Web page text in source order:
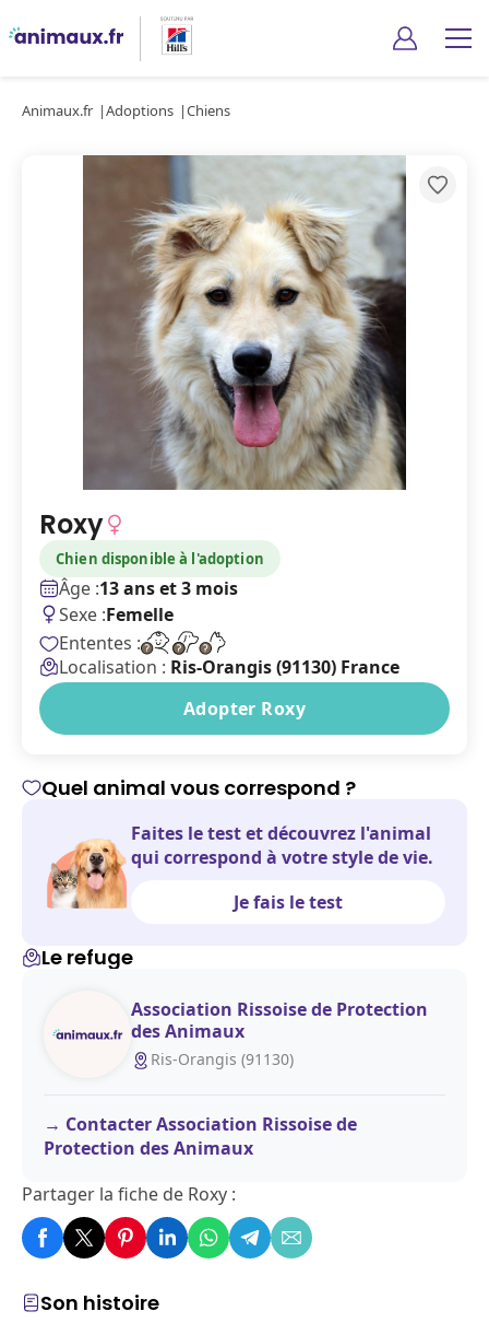
Animaux.fr Adoptions Chiens
Roxy
Chien disponible à l'adoption
Âge :13 ans et 3 mois
Sexe :Femelle
Ententes :
Localisation : Ris-Orangis (91130) France
Adopter Roxy
Son histoire
Quel animal vous correspond ?
Faites le test et découvrez l'animal
qui correspond à votre style de vie.
Je fais le test
Le refuge
Association Rissoise de Protection
des Animaux
Ris-Orangis (91130)
Contacter Association Rissoise de
Protection des Animaux
Partager la fiche de Roxy :